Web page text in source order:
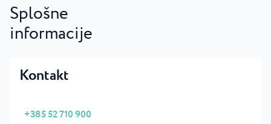
Splošne
informacije
Kontakt
+385 52 710 900